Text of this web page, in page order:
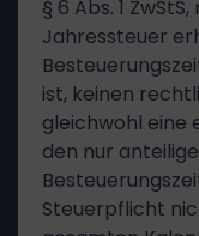
§ 6 Abs. 1
Jahressteuer
ist, keinen
gleichwohl eine
den nur
Steuerpflicht